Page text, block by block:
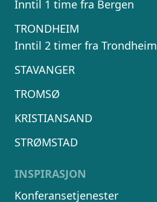
Inntil 1 time fra Bergen
TRONDHEIM
Inntil 2 timer fra Trondheim
STAVANGER
TROMSØ
KRISTIANSAND
STRØMSTAD
INSPIRASJON
Konferansetjenester